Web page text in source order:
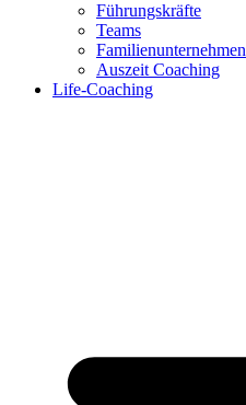
Führungskräfte
Teams
Familienunternehmen
Auszeit Coaching
Life-Coaching